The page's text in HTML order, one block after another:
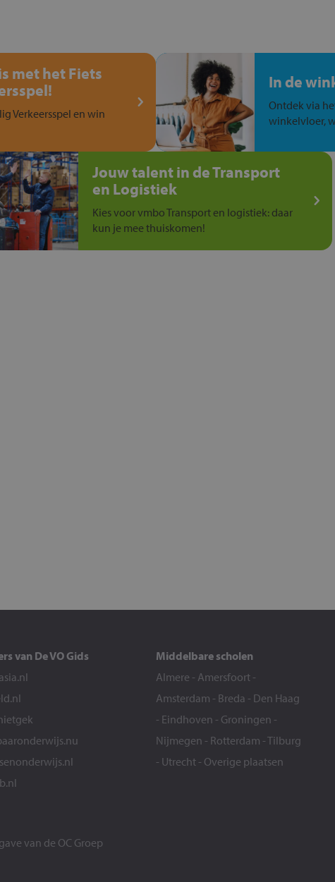
met het Fiets
Verkeersspel en win
In de
Ontdek via
winkelvloer,
Jouw talent in de Transport
en Logistiek
Kies voor vmbo Transport en logistiek: daar
kun je mee thuiskomen!
van De VO Gids
Middelbare scholen
Almere - Amersfoort -
Amsterdam - Breda - Den Haag
- Eindhoven - Groningen -
Nijmegen - Rotterdam -Tilburg
- Utrecht - Overige plaatsen
van de OC Groep